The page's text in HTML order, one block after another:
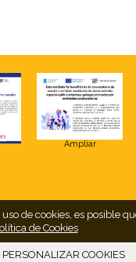
Ampliar
de cookies, es posible
de Cookies
PERSONALIZAR COOKIES